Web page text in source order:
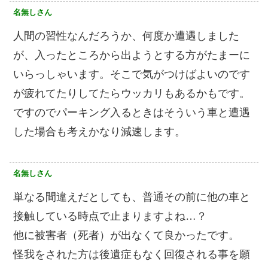
名無しさん
人間の習性なんだろうか、何度か遭遇しました
が、入ったところから出ようとする方がたまーに
いらっしゃいます。そこで気がつけばよいのです
が疲れてたりしてたらウッカリもあるかもです。
ですのでパーキング入るときはそういう車と遭遇
した場合も考えかなり減速します。
名無しさん
単なる間違えだとしても、普通その前に他の車と
接触している時点で止まりますよね…？
他に被害者（死者）が出なくて良かったです。
怪我をされた方は後遺症もなく回復される事を願